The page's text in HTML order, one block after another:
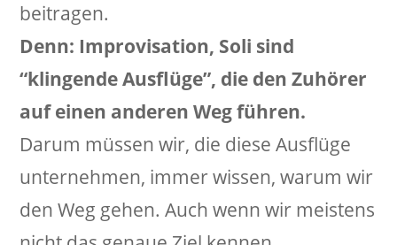
beitragen.
Denn: Improvisation, Soli sind
“klingende Ausflüge”, die den Zuhörer
auf einen anderen Weg führen.
Darum müssen wir, die diese Ausflüge
unternehmen, immer wissen, warum wir
den Weg gehen. Auch wenn wir meistens